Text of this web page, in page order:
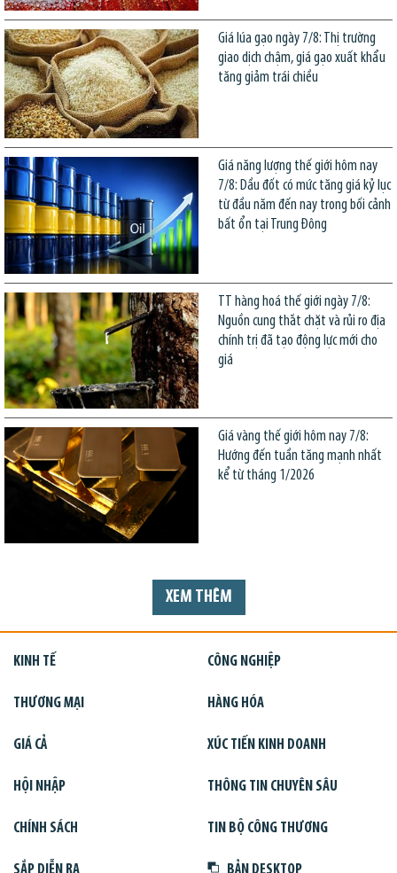
Giá lúa gạo ngày 7/8: Thị trường
giao dịch chậm, giá gạo xuất khẩu
tăng giảm trái chiều
Giá năng lượng thế giới hôm nay
7/8: Dầu đốt có mức tăng giá kỷ lục
từ đầu năm đến nay trong bối cảnh
bất ổn tại Trung Đông
TT hàng hoá thế giới ngày 7/8:
Nguồn cung thắt chặt và rủi ro địa
chính trị đã tạo động lực mới cho
giá
Giá vàng thế giới hôm nay 7/8:
Hướng đến tuần tăng mạnh nhất
kể từ tháng 1/2026
XEM THÊM
KINH TẾ CÔNG NGHIỆP
THƯƠNG MẠI HÀNG HÓA
GIÁ CẢ XÚC TIẾN KINH DOANH
HỘI NHẬP THÔNG TIN CHUYÊN SÂU
CHÍNH SÁCH TIN BỘ CÔNG THƯƠNG